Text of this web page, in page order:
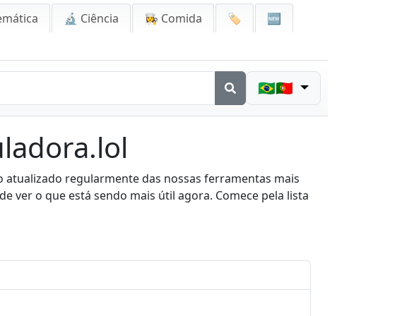
🔬 Ciência 👩‍🍳 Comida 🏷️
🆕
🇧🇷🇵🇹
regularmente das nossas ferramentas mais
ver o que está sendo mais útil agora. Comece pela lista